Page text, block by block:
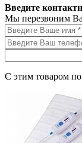
Введите
Мы перезвоним
С этим товаром